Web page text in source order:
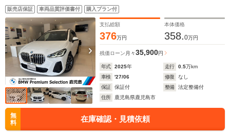
販売店保証 車両品質評価書付 購入プラン付
支払総額
376万円
本体価格
358.0万円
残価ローン 月々35,900円
年式 2025年 走行 0.5万km
車検
'27/06 修復
なし
保証
保証付 整備
法定整備付
住所
鹿児島県鹿児島市
無
料
在庫確認・見積依頼